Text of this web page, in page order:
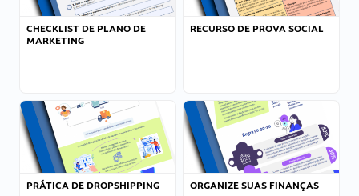
CHECKLIST DE PLANO DE
MARKETING
RECURSO DE PROVA SOCIAL
PRÁTICA DE DROPSHIPPING ORGANIZE SUAS FINANÇAS